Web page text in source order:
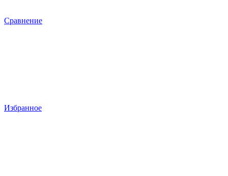
Сравнение
Избранное